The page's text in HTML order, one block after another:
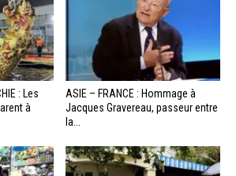
: Les
à
ASIE – FRANCE : Hommage à
Jacques Gravereau, passeur entre
la...